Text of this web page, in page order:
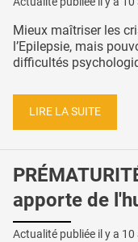
Mieux maîtriser les
l’Epilepsie, mais
difficultés
LIRE LA SUITE
apporte de
Actualité publiée il y a 10